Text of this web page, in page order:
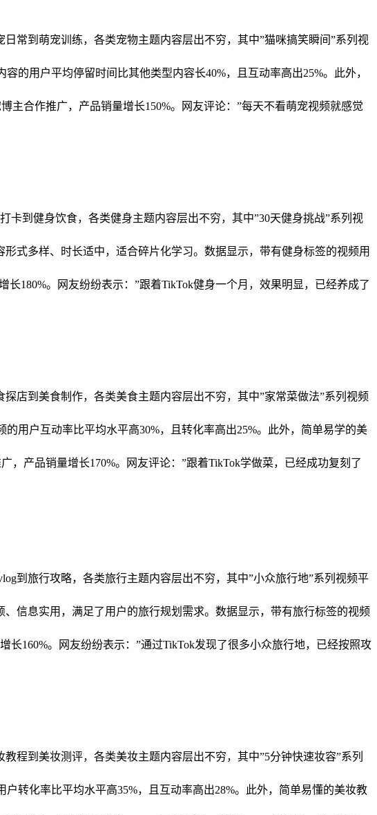
常到萌宠训练，各类宠物主题内容层出不穷，其中”猫咪搞笑瞬间”系列视
的用户平均停留时间比其他类型内容长40%，且互动率高出25%。此外，
合作推广，产品销量增长150%。网友评论：”每天不看萌宠视频就感觉
到健身饮食，各类健身主题内容层出不穷，其中”30天健身挑战”系列视
式多样、时长适中，适合碎片化学习。数据显示，带有健身标签的视频用
180%。网友纷纷表示：”跟着TikTok健身一个月，效果明显，已经养成了
店到美食制作，各类美食主题内容层出不穷，其中”家常菜做法”系列视频
用户互动率比平均水平高30%，且转化率高出25%。此外，简单易学的美
产品销量增长170%。网友评论：”跟着TikTok学做菜，已经成功复刻了
到旅行攻略，各类旅行主题内容层出不穷，其中”小众旅行地”系列视频平
信息实用，满足了用户的旅行规划需求。数据显示，带有旅行标签的视频
160%。网友纷纷表示：”通过TikTok发现了很多小众旅行地，已经按照攻
程到美妆测评，各类美妆主题内容层出不穷，其中”5分钟快速妆容”系列
转化率比平均水平高35%，且互动率高出28%。此外，简单易懂的美妆教